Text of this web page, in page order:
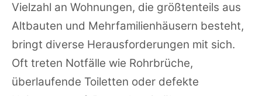
Vielzahl an Wohnungen, die größtenteils aus
Altbauten und Mehrfamilienhäusern besteht,
bringt diverse Herausforderungen mit sich.
Oft treten Notfälle wie Rohrbrüche,
überlaufende Toiletten oder defekte